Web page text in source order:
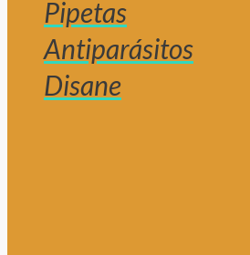
Pipetas
Antiparásitos
Disane